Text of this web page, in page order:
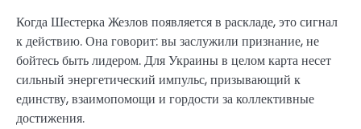
Когда Шестерка Жезлов появляется в раскладе, это сигнал
к действию. Она говорит: вы заслужили признание, не
бойтесь быть лидером. Для Украины в целом карта несет
сильный энергетический импульс, призывающий к
единству, взаимопомощи и гордости за коллективные
достижения.